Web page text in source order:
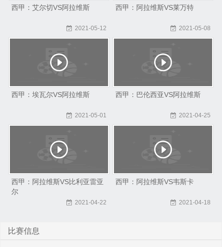
西甲：艾尔切VS阿拉维斯
2021-05-12
西甲：阿拉维斯VS莱万特
2021-05-08
西甲：埃瓦尔VS阿拉维斯
2021-05-01
西甲：巴伦西亚VS阿拉维斯
2021-04-25
西甲：阿拉维斯VS比利亚雷亚
尔
2021-04-22
西甲：阿拉维斯VS韦斯卡
2021-04-18
比赛信息